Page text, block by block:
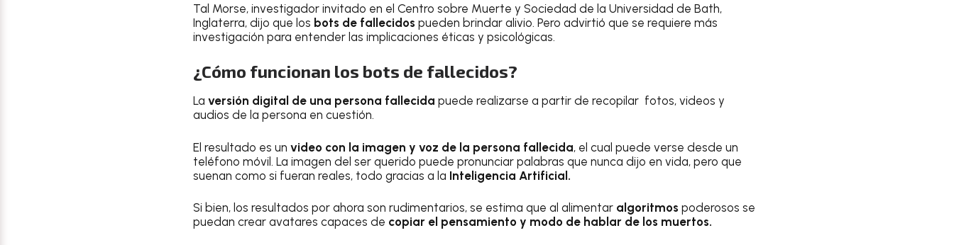
Tal Morse, investigador invitado en el Centro sobre Muerte y Sociedad de la Universidad de Bath,
Inglaterra, dijo que los bots de fallecidos pueden brindar alivio. Pero advirtió que se requiere más
investigación para entender las implicaciones éticas y psicológicas.
¿Cómo funcionan los bots de fallecidos?
La versión digital de una persona fallecida puede realizarse a partir de recopilar fotos, videos y
audios de la persona en cuestión.
El resultado es un video con la imagen y voz de la persona fallecida, el cual puede verse desde un
teléfono móvil. La imagen del ser querido puede pronunciar palabras que nunca dijo en vida, pero que
suenan como si fueran reales, todo gracias a la Inteligencia Artificial.
Si bien, los resultados por ahora son rudimentarios, se estima que al alimentar algoritmos poderosos se
puedan crear avatares capaces de copiar el pensamiento y modo de hablar de los muertos.